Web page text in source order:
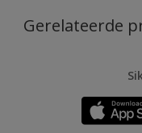
Gerelateerde